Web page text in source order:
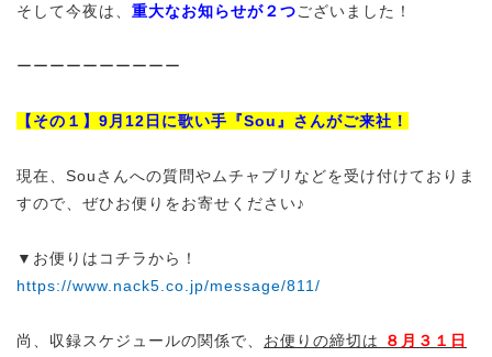
そして今夜は、 重大なお知らせが２つございました！
ーーーーーーーーーー
【その１】9月12日に歌い手『Sou』さんがご来社！
現在、Souさんへの質問やムチャブリなどを受け付けておりま
すので、ぜひお便りをお寄せください♪
▼お便りはコチラから！
https://www.nack5.co.jp/message/811/
尚、収録スケジュールの関係で、 お便りの締切は
８月３１日